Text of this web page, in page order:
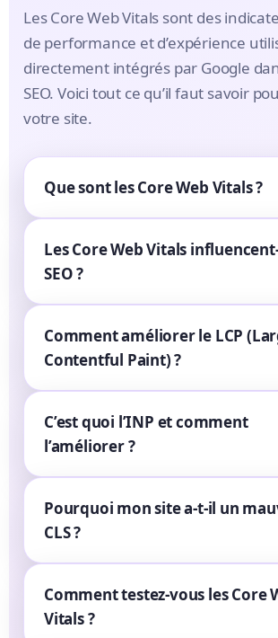
Les Core Web Vitals sont des
de performance et d’expérience
directement intégrés par Google
SEO. Voici tout ce qu’il faut savoir
votre site.
Que sont les Core Web Vitals ?
Les Core Web Vitals
SEO ?
Comment améliorer le LCP
Contentful Paint) ?
C’est quoi l’INP et comment
l’améliorer ?
Pourquoi mon site a-t-il un
CLS ?
Comment testez-vous les Core
Vitals ?